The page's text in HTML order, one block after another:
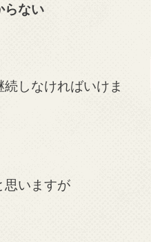
らない
しなければいけま
思いますが